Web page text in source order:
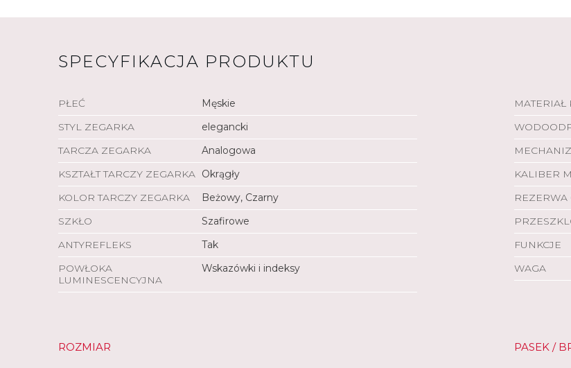
SPECYFIKACJA PRODUKTU
PŁEĆ
Męskie
STYL ZEGARKA
elegancki
TARCZA ZEGARKA
Analogowa
KSZTAŁT TARCZY ZEGARKA Okrągły
KOLOR TARCZY ZEGARKA
Beżowy, Czarny
SZKŁO
Szafirowe
ANTYREFLEKS
Tak
POWŁOKA
LUMINESCENCYJNA
Wskazówki i indeksy
MATERIAŁ
KALIBER
REZERWA
FUNKCJE
WAGA
ROZMIAR PASEK /